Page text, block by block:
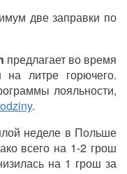
две заправки по
предлагает во время
литре горючего.
лояльности,
.
неделе в Польше
всего на 1-2 грош
на 1 грош за